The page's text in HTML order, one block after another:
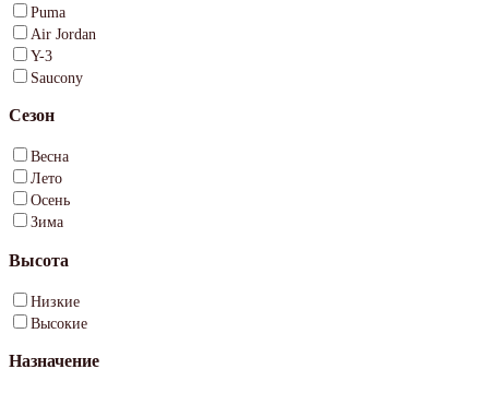
Puma
Air Jordan
Y-3
Saucony
Сезон
Весна
Лето
Осень
Зима
Высота
Низкие
Высокие
Назначение